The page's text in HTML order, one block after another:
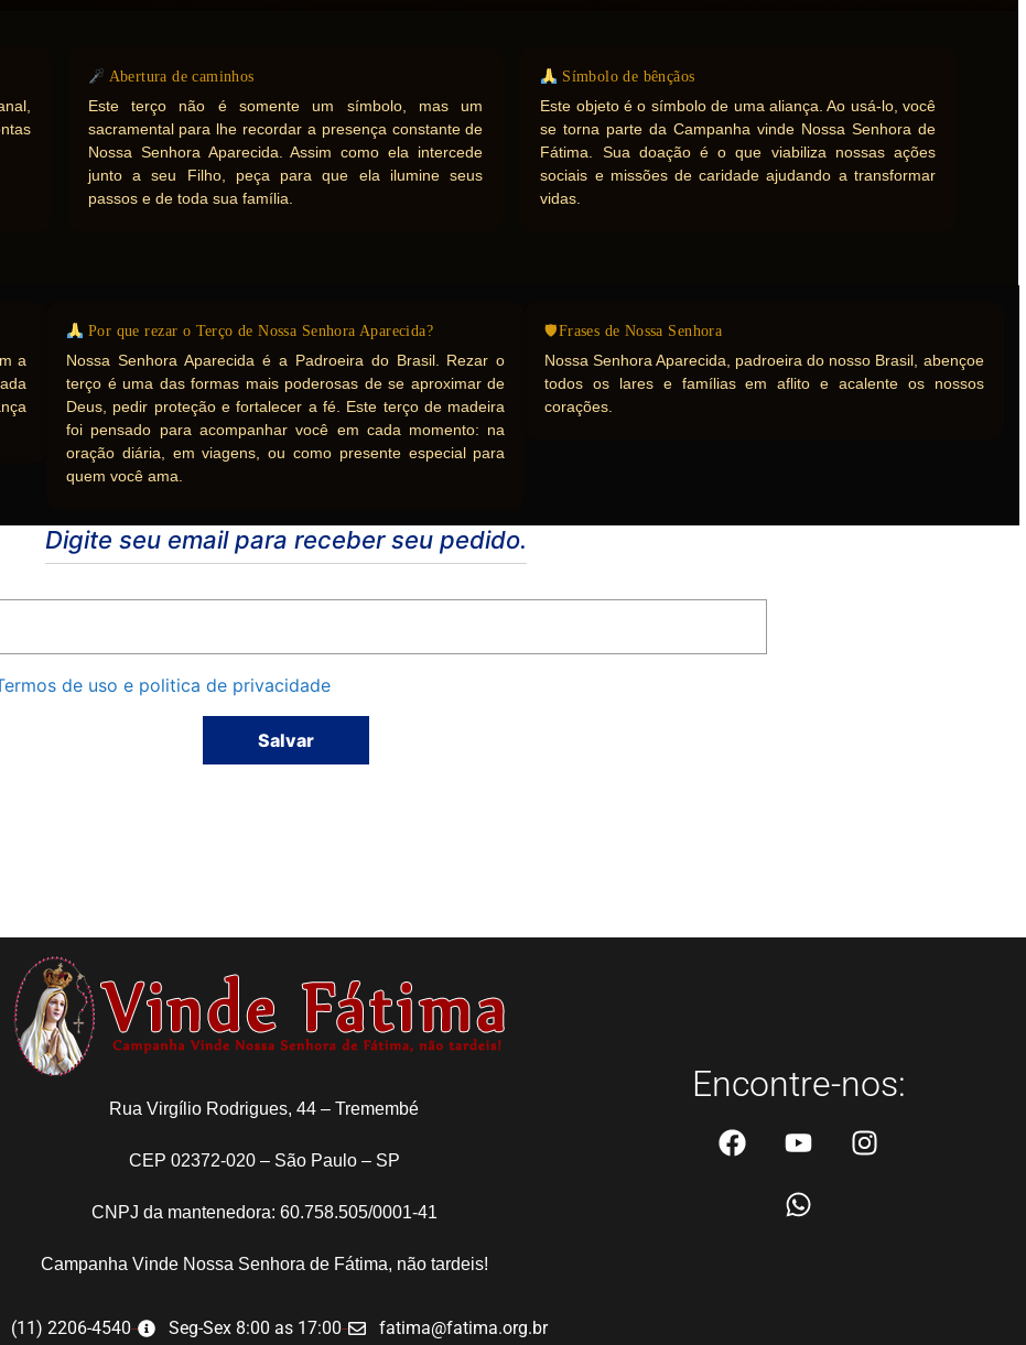
Abertura de caminhos
Este terço não é somente um símbolo, mas um
sacramental para lhe recordar a presença constante de
Nossa Senhora Aparecida. Assim como ela intercede
junto a seu Filho, peça para que ela ilumine seus
passos e de toda sua família.
Símbolo de bênçãos
Este objeto é o símbolo de uma aliança. Ao usá-lo, você
se torna parte da Campanha vinde Nossa Senhora de
Fátima. Sua doação é o que viabiliza nossas ações
sociais e missões de caridade ajudando a transformar
vidas.
a
Por que rezar o Terço de Nossa Senhora Aparecida?
Nossa Senhora Aparecida é a Padroeira do Brasil. Rezar o
terço é uma das formas mais poderosas de se aproximar de
Deus, pedir proteção e fortalecer a fé. Este terço de madeira
foi pensado para acompanhar você em cada momento: na
oração diária, em viagens, ou como presente especial para
quem você ama.
🛡Frases de Nossa Senhora
Nossa Senhora Aparecida, padroeira do nosso Brasil, abençoe
todos os lares e famílias em aflito e acalente os nossos
corações.
Digite seu email para receber seu pedido.
de uso e politica de privacidade
Salvar
Rua Virgílio Rodrigues, 44 – Tremembé
CEP 02372-020 – São Paulo – SP
CNPJ da mantenedora: 60.758.505/0001-41
Campanha Vinde Nossa Senhora de Fátima, não tardeis!
(11) 2206-4540 Seg-Sex 8:00 as 17:00 fatima@fatima.org.br
Encontre-nos: